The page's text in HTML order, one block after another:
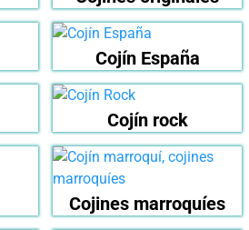
Cojín España
Cojín rock
Cojines marroquíes